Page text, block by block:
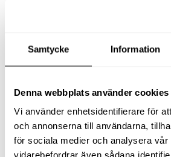
Samtycke Information
Denna webbplats använder cookies
Vi använder enhetsidentifierare för
och annonserna till användarna,
för sociala medier och analysera vår
vidarebefordrar även sådana
Alla produkter
Slangfäste
Textil- &
Tillbehör Textil-
Adaptrar
Dammsugare